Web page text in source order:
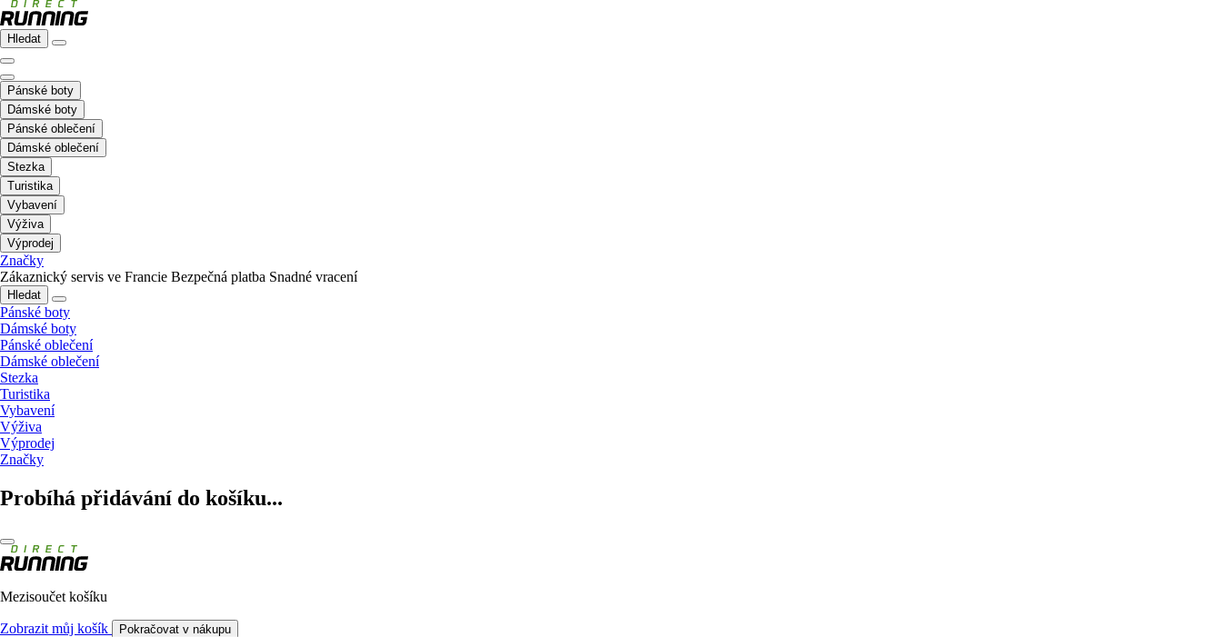
Hledat
Pánské boty
Dámské boty
Pánské oblečení
Dámské oblečení
Stezka
Turistika
Vybavení
Výživa
Výprodej
Značky
Zákaznický servis ve Francie Bezpečná platba Snadné vracení
Hledat
Pánské boty
Dámské boty
Pánské oblečení
Dámské oblečení
Stezka
Turistika
Vybavení
Výživa
Výprodej
Značky
Probíhá přidávání do košíku...
Mezisoučet košíku
Zobrazit můj košík Pokračovat v nákupu